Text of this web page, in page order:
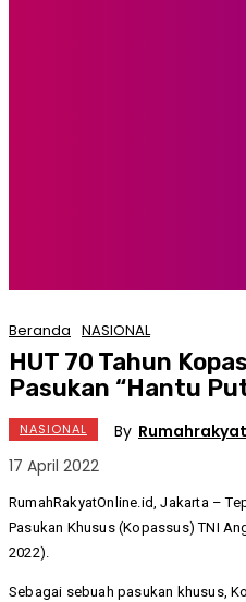
Beranda NASIONAL
HUT 70 Tahun
Pasukan “Hantu
NASIONAL By Rumahrakyat
17 April 2022
RumahRakyatOnline.id, Jakarta –
Pasukan Khusus (Kopassus) TNI
2022).
Sebagai sebuah pasukan khusus,